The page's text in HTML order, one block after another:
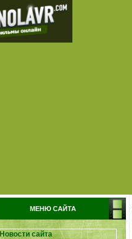
МЕНЮ САЙТА
Новости сайта